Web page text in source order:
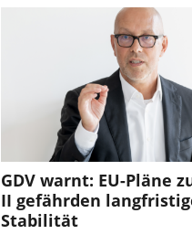
GDV warnt: EU-Pläne
II gefährden
Stabilität